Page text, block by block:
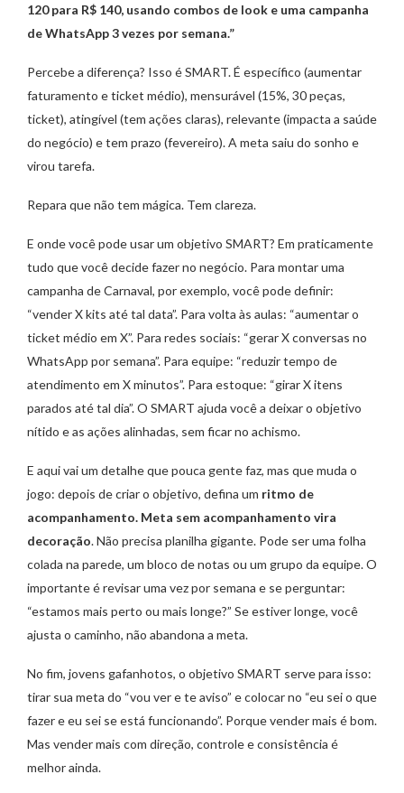
120 para R$ 140, usando combos de look e uma campanha
de WhatsApp 3 vezes por semana.”
Percebe a diferença? Isso é SMART. É específico (aumentar
faturamento e ticket médio), mensurável (15%, 30 peças,
ticket), atingível (tem ações claras), relevante (impacta a saúde
do negócio) e tem prazo (fevereiro). A meta saiu do sonho e
virou tarefa.
Repara que não tem mágica. Tem clareza.
E onde você pode usar um objetivo SMART? Em praticamente
tudo que você decide fazer no negócio. Para montar uma
campanha de Carnaval, por exemplo, você pode definir:
“vender X kits até tal data”. Para volta às aulas: “aumentar o
ticket médio em X”. Para redes sociais: “gerar X conversas no
WhatsApp por semana”. Para equipe: “reduzir tempo de
atendimento em X minutos”. Para estoque: “girar X itens
parados até tal dia”. O SMART ajuda você a deixar o objetivo
nítido e as ações alinhadas, sem ficar no achismo.
E aqui vai um detalhe que pouca gente faz, mas que muda o
jogo: depois de criar o objetivo, defina um ritmo de
acompanhamento. Meta sem acompanhamento vira
decoração. Não precisa planilha gigante. Pode ser uma folha
colada na parede, um bloco de notas ou um grupo da equipe. O
importante é revisar uma vez por semana e se perguntar:
“estamos mais perto ou mais longe?” Se estiver longe, você
ajusta o caminho, não abandona a meta.
No fim, jovens gafanhotos, o objetivo SMART serve para isso:
tirar sua meta do “vou ver e te aviso” e colocar no “eu sei o que
fazer e eu sei se está funcionando”. Porque vender mais é bom.
Mas vender mais com direção, controle e consistência é
melhor ainda.